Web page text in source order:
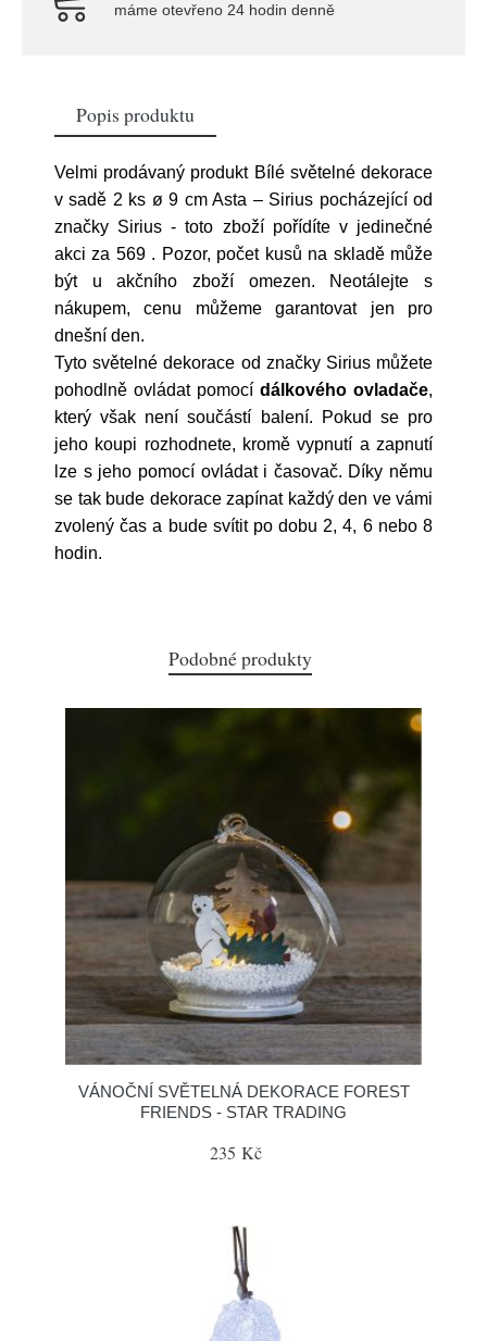
máme otevřeno 24 hodin denně
Popis produktu
Velmi prodávaný produkt Bílé světelné dekorace
v sadě 2 ks ø 9 cm Asta – Sirius pocházející od
značky Sirius - toto zboží pořídíte v jedinečné
akci za 569 . Pozor, počet kusů na skladě může
být u akčního zboží omezen. Neotálejte s
nákupem, cenu můžeme garantovat jen pro
dnešní den.
Tyto světelné dekorace od značky Sirius můžete
pohodlně ovládat pomocí dálkového ovladače,
který však není součástí balení. Pokud se pro
jeho koupi rozhodnete, kromě vypnutí a zapnutí
lze s jeho pomocí ovládat i časovač. Díky němu
se tak bude dekorace zapínat každý den ve vámi
zvolený čas a bude svítit po dobu 2, 4, 6 nebo 8
hodin.
Podobné produkty
VÁNOČNÍ SVĚTELNÁ DEKORACE FOREST
FRIENDS - STAR TRADING
235 Kč